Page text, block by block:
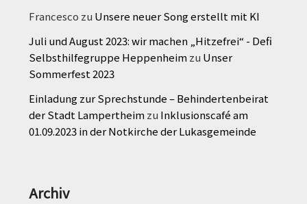
Francesco zu Unsere neuer Song erstellt mit KI
Juli und August 2023: wir machen „Hitzefrei“ - Defi
Selbsthilfegruppe Heppenheim zu Unser
Sommerfest 2023
Einladung zur Sprechstunde – Behindertenbeirat
der Stadt Lampertheim zu Inklusionscafé am
01.09.2023 in der Notkirche der Lukasgemeinde
Archiv